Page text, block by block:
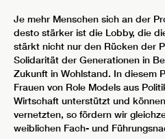
Je mehr Menschen sich an der
desto stärker ist die Lobby, die
stärkt nicht nur den Rücken der
Solidarität der Generationen in
Zukunft in Wohlstand. In diesem
Frauen von Role Models aus
Wirtschaft unterstützt und
vernetzten, so fördern wir
weiblichen Fach- und